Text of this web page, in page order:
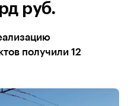
руб.
получили 12